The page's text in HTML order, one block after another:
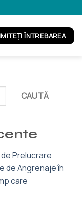
ÎNTREBAREA
CAUTĂ
Prelucrare
de Angrenaje în
care